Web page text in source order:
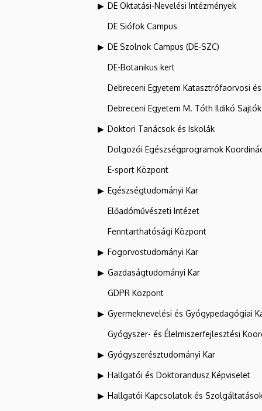
DE Oktatási-Nevelési Intézmények
DE Siófok Campus
DE Szolnok Campus (DE-SZC)
DE-Botanikus kert
Debreceni Egyetem Katasztrófaorvosi
Debreceni Egyetem M. Tóth Ildikó
Doktori Tanácsok és Iskolák
Dolgozói Egészségprogramok
E-sport Központ
Egészségtudományi Kar
Előadóművészeti Intézet
Fenntarthatósági Központ
Fogorvostudományi Kar
Gazdaságtudományi Kar
GDPR Központ
Gyermeknevelési és Gyógypedagógiai
Gyógyszer- és Élelmiszerfejlesztési
Gyógyszerésztudományi Kar
Hallgatói és Doktorandusz Képviselet
Hallgatói Kapcsolatok és